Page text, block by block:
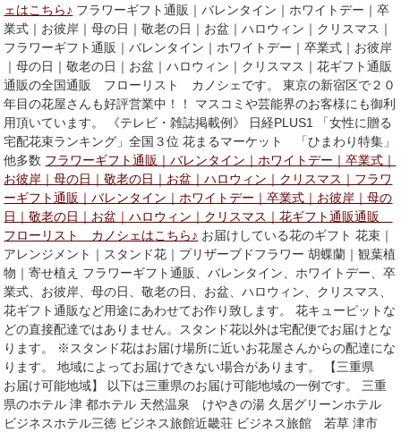
ェはこちら♪ フラワーギフト通販｜バレンタイン｜ホワイトデー｜卒
業式｜お彼岸｜母の日｜敬老の日｜お盆｜ハロウィン｜クリスマス｜
フラワーギフト通販｜バレンタイン｜ホワイトデー｜卒業式｜お彼岸
｜母の日｜敬老の日｜お盆｜ハロウィン｜クリスマス｜花ギフト通販
通販の全国通販 フローリスト カノシェです。 東京の新宿区で２０
年目の花屋さんも好評営業中！！ マスコミや芸能界のお客様にも御利
用頂いています。 《テレビ・雑誌掲載例》 日経PLUS1 「女性に贈る
宅配花束ランキング」全国３位 花まるマーケット 「ひまわり特集」
他多数 フラワーギフト通販｜バレンタイン｜ホワイトデー｜卒業式｜
お彼岸｜母の日｜敬老の日｜お盆｜ハロウィン｜クリスマス｜フラワ
ーギフト通販｜バレンタイン｜ホワイトデー｜卒業式｜お彼岸｜母の
日｜敬老の日｜お盆｜ハロウィン｜クリスマス｜花ギフト通販通販
フローリスト カノシェはこちら♪ お届けしている花のギフト 花束｜
アレンジメント｜スタンド花｜プリザーブドフラワー 胡蝶蘭｜観葉植
物｜寄せ植え フラワーギフト通販、バレンタイン、ホワイトデー、卒
業式、お彼岸、母の日、敬老の日、お盆、ハロウィン、クリスマス、
花ギフト通販など用途にあわせてお作り致します。 花キューピットな
どの直接配達ではありません。スタンド花以外は宅配便でお届けとな
ります。 ※スタンド花はお届け場所に近いお花屋さんからの配達にな
ります。 地域によってお届けできない場合があります。 【三重県
お届け可能地域】 以下は三重県のお届け可能地域の一例です。 三重
県のホテル 津 都ホテル 天然温泉 けやきの湯 久居グリーンホテル
ビジネスホテル三徳 ビジネス旅館近畿荘 ビジネス旅館 若草 津市